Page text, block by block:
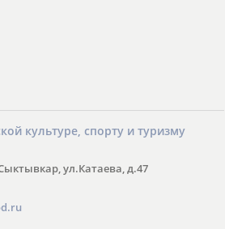
культуре, спорту и туризму
ул.Катаева, д.47